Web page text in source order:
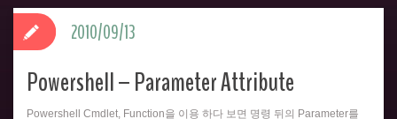
Powershell – Parameter Attribute
Powershell Cmdlet, Function을 이용 하다 보면 명령 뒤의 Parameter를
2010/09/13